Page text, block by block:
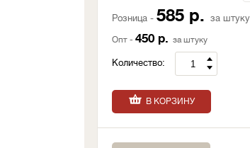
Розница - 585 р. за штуку
Опт - 450 р. за штуку
Количество:
В КОРЗИНУ